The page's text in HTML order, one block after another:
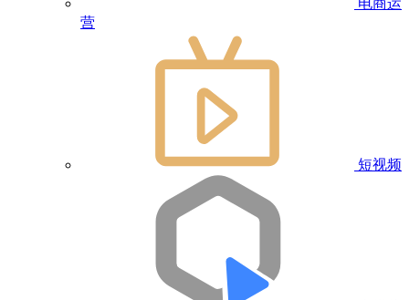
电商运
营
短视频